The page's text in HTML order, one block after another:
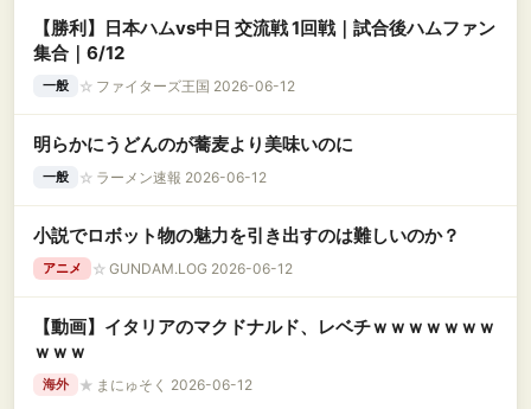
【勝利】日本ハムvs中日 交流戦 1回戦｜試合後ハムファン
集合｜6/12
一般 ☆ ファイターズ王国 2026-06-12
明らかにうどんのが蕎麦より美味いのに
一般 ☆ ラーメン速報 2026-06-12
小説でロボット物の魅力を引き出すのは難しいのか？
アニメ ☆ GUNDAM.LOG 2026-06-12
【動画】イタリアのマクドナルド、レベチｗｗｗｗｗｗｗ
ｗｗｗ
海外 ★ まにゅそく 2026-06-12